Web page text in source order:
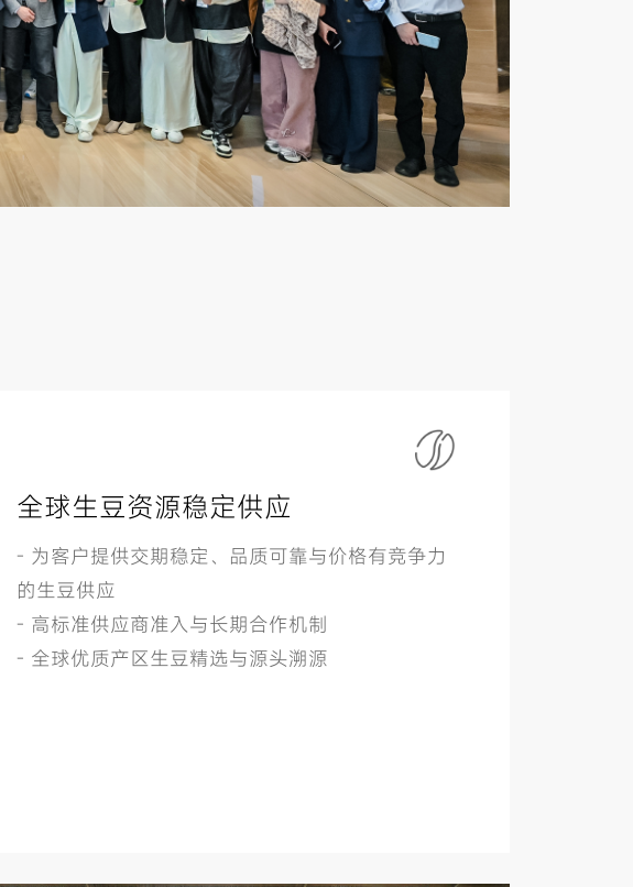
全球生豆资源稳定供应
- 为客户提供交期稳定、品质可靠与价格有竞争力
的生豆供应
- 高标准供应商准入与长期合作机制
- 全球优质产区生豆精选与源头溯源